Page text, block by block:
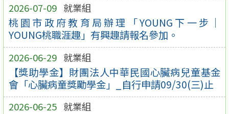
2026-07-09 就業組
桃園市政府教育局辦理「YOUNG下一步｜
YOUNG桃職涯趣」有興趣請報名參加。
2026-06-29 就業組
【獎助學金】財團法人中華民國心臟病兒童基金
會「心臟病童獎勵學金」_自行申請09/30(三)止
2026-06-25 就業組